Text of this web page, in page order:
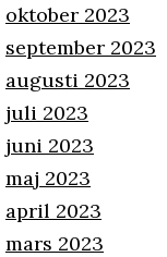
oktober 2023
september 2023
augusti 2023
juli 2023
juni 2023
maj 2023
april 2023
mars 2023